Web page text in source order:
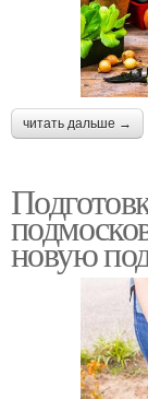
читать дальше →
новую